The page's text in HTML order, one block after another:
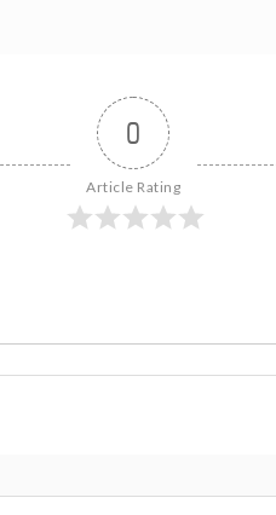
0
Article Rating